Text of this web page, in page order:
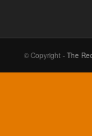
© Copyright - The